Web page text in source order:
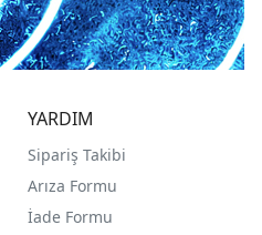
YARDIM
Sipariş Takibi
Arıza Formu
İade Formu